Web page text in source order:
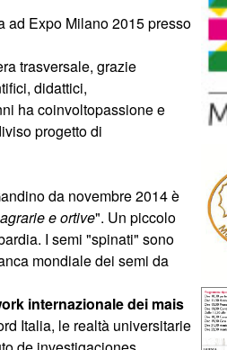
ad Expo Milano 2015 presso
trasversale, grazie
didattici,
ha coinvoltopassione e
progetto di
da novembre 2014 è
e ortive". Un piccolo
I semi "spinati" sono
mondiale dei semi da
internazionale dei mais
Italia, le realtà universitarie